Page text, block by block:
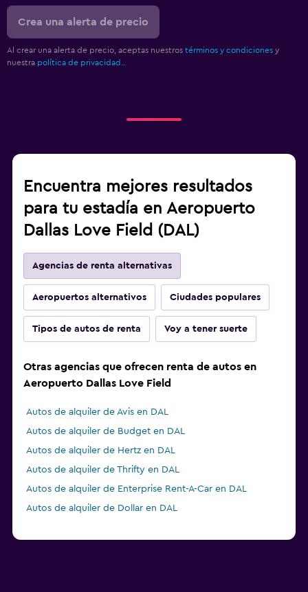
Crea una alerta de precio
Al crear una alerta de precio, aceptas nuestros términos y condiciones y
nuestra política de privacidad..
Encuentra mejores resultados
para tu estadía en Aeropuerto
Dallas Love Field (DAL)
Agencias de renta alternativas
Aeropuertos alternativos Ciudades populares
Tipos de autos de renta Voy a tener suerte
Otras agencias que ofrecen renta de autos en
Aeropuerto Dallas Love Field
Autos de alquiler de Avis en DAL
Autos de alquiler de Budget en DAL
Autos de alquiler de Hertz en DAL
Autos de alquiler de Thrifty en DAL
Autos de alquiler de Enterprise Rent-A-Car en DAL
Autos de alquiler de Dollar en DAL